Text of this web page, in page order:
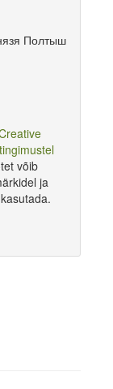
Полтыш
võib
ja